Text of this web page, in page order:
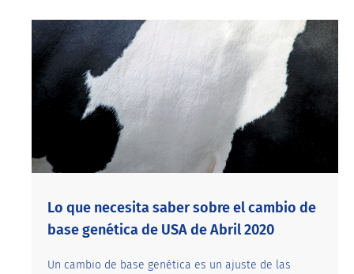
Lo que necesita saber sobre el cambio de
base genética de USA de Abril 2020
Un cambio de base genética es un ajuste de las